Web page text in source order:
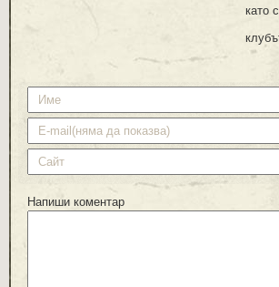
като
Напиши коментар